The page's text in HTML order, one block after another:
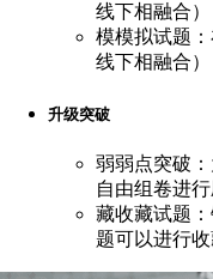
线下相融合）
模模拟试题
线下相融合）
升级突破
弱弱点突破
自由组卷进行
藏收藏试题
题可以进行收